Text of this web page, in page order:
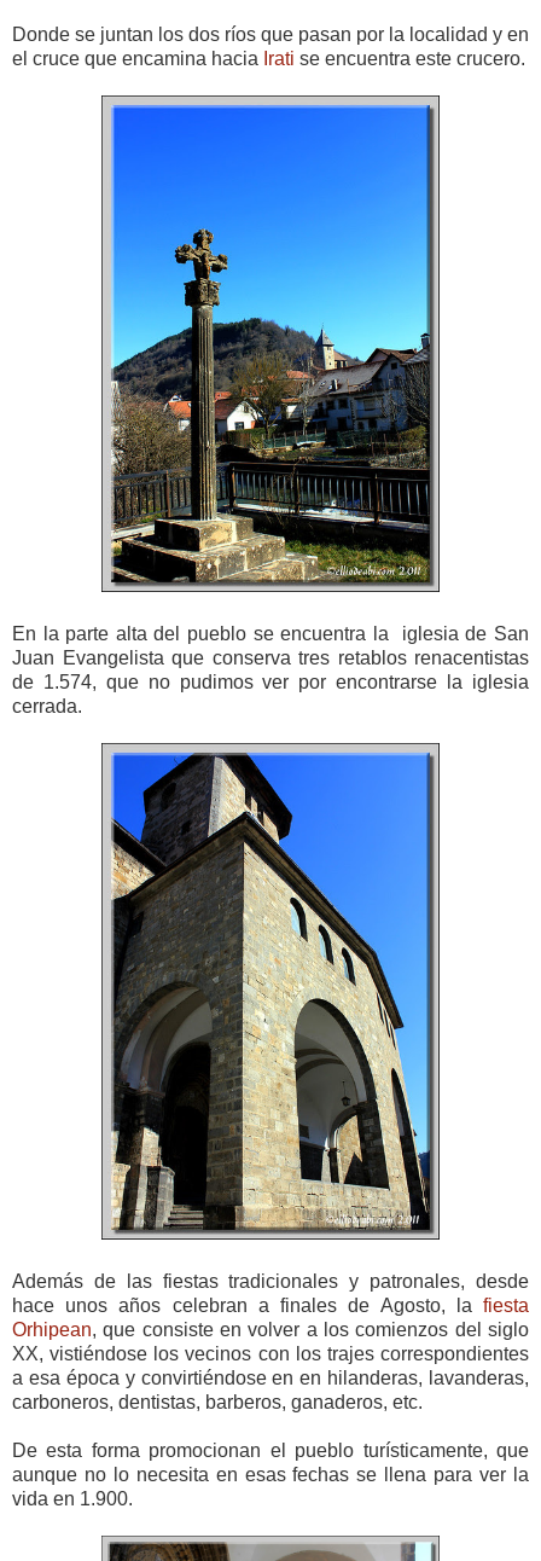
Donde se juntan los dos ríos que pasan por la localidad y en
el cruce que encamina hacia Irati se encuentra este crucero.
En la parte alta del pueblo se encuentra la iglesia de San
Juan Evangelista que conserva tres retablos renacentistas
de 1.574, que no pudimos ver por encontrarse la iglesia
cerrada.
Además de las fiestas tradicionales y patronales, desde
hace unos años celebran a finales de Agosto, la fiesta
Orhipean, que consiste en volver a los comienzos del siglo
XX, vistiéndose los vecinos con los trajes correspondientes
a esa época y convirtiéndose en en hilanderas, lavanderas,
carboneros, dentistas, barberos, ganaderos, etc.
De esta forma promocionan el pueblo turísticamente, que
aunque no lo necesita en esas fechas se llena para ver la
vida en 1.900.